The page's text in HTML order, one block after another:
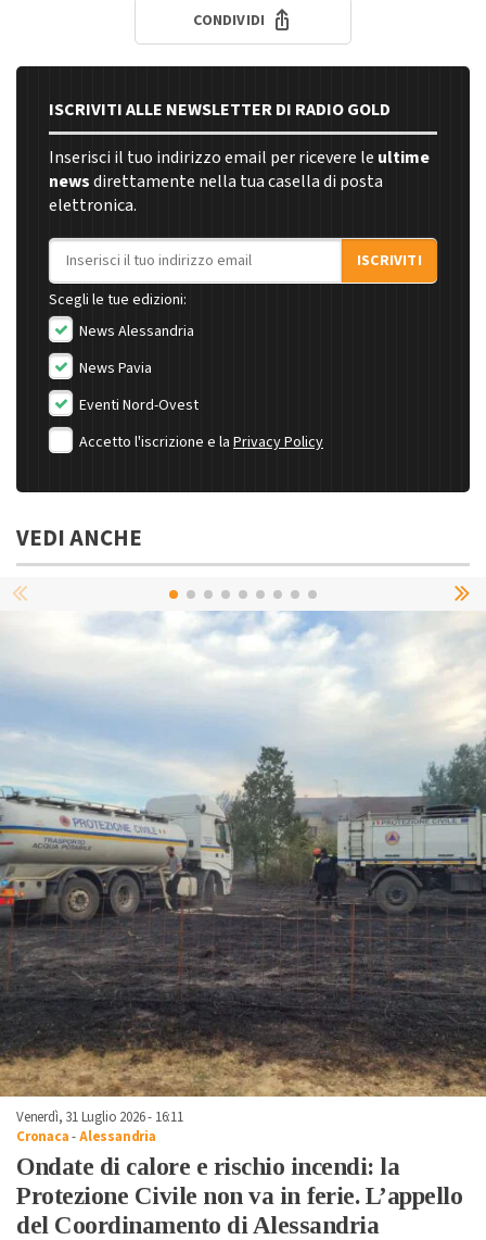
CONDIVIDI
ISCRIVITI ALLE NEWSLETTER DI RADIO GOLD
Inserisci il tuo indirizzo email per ricevere le ultime
newsdirettamente nella tua casella di posta
elettronica.
Indirizzo email
ISCRIVITI
Scegli le tue edizioni:
News Alessandria
News Pavia
Eventi Nord-Ovest
Accetto l'iscrizione e la Privacy Policy
VEDI ANCHE
Venerdì, 31 Luglio 2026 - 16:11
Cronaca-Alessandria
Ondate di calore e rischio incendi: la
Protezione Civile non va in ferie. L’appello
del Coordinamento di Alessandria